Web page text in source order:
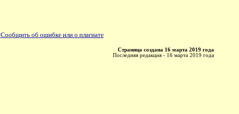
Сообщить об ошибке или о плагиате
Страница создана 16 марта 2019 года
Последняя редакция - 16 марта 2019 года